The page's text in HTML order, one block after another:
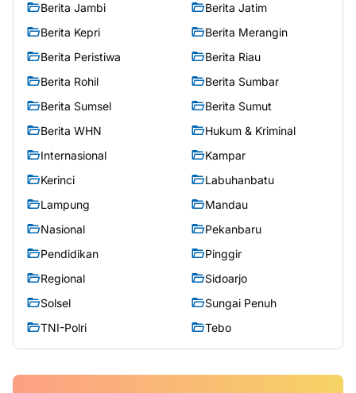
Berita Jambi
Berita Jatim
Berita Kepri
Berita Merangin
Berita Peristiwa
Berita Riau
Berita Rohil
Berita Sumbar
Berita Sumsel
Berita Sumut
Berita WHN
Hukum & Kriminal
Internasional
Kampar
Kerinci
Labuhanbatu
Lampung
Mandau
Nasional
Pekanbaru
Pendidikan
Pinggir
Regional
Sidoarjo
Solsel
Sungai Penuh
TNI-Polri
Tebo